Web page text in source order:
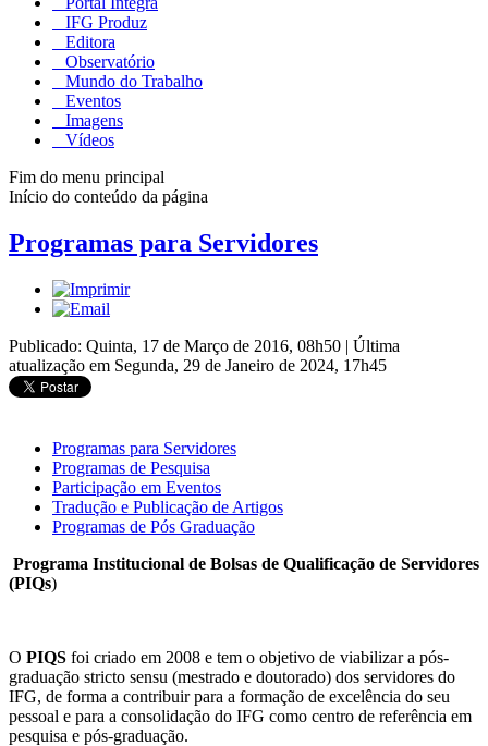
IFG Produz
Editora
Observatório
Mundo do Trabalho
Eventos
Imagens
Vídeos
Fim do menu principal
Início do conteúdo da página
Programas para Servidores
Publicado: Quinta, 17 de Março de 2016, 08h50 | Última
atualização em Segunda, 29 de Janeiro de 2024, 17h45
Programas para Servidores
Programas de Pesquisa
Participação em Eventos
Tradução e Publicação de Artigos
Programas de Pós Graduação
Programa Institucional de Bolsas de Qualificação de Servidores
(PIQs)
O PIQS foi criado em 2008 e tem o objetivo de viabilizar a pós-
graduação stricto sensu (mestrado e doutorado) dos servidores do
IFG, de forma a contribuir para a formação de excelência do seu
pessoal e para a consolidação do IFG como centro de referência em
pesquisa e pós-graduação.